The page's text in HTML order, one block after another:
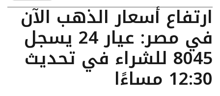
ارتفاع أسعار الذهب الآن
في مصر: عيار 24 يسجل
8045 للشراء في تحديث
12:30 مساءًا